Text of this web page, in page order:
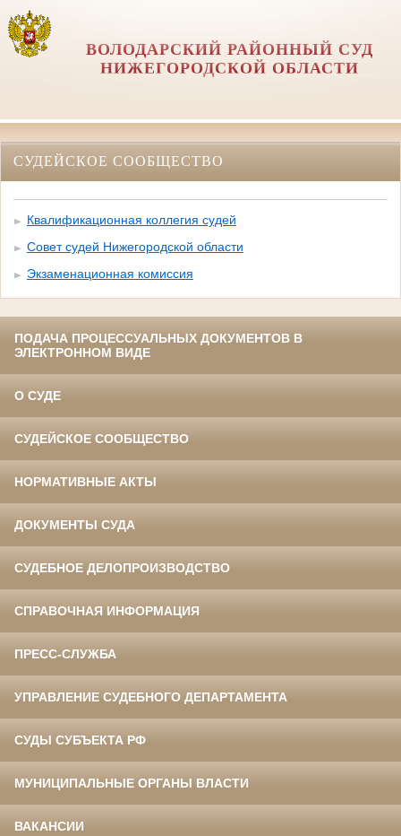
ВОЛОДАРСКИЙ РАЙОННЫЙ СУД
НИЖЕГОРОДСКОЙ ОБЛАСТИ
СУДЕЙСКОЕ СООБЩЕСТВО
Квалификационная коллегия судей
Совет судей Нижегородской области
Экзаменационная комиссия
ПОДАЧА ПРОЦЕССУАЛЬНЫХ ДОКУМЕНТОВ В
ЭЛЕКТРОННОМ ВИДЕ
О СУДЕ
СУДЕЙСКОЕ СООБЩЕСТВО
НОРМАТИВНЫЕ АКТЫ
ДОКУМЕНТЫ СУДА
СУДЕБНОЕ ДЕЛОПРОИЗВОДСТВО
СПРАВОЧНАЯ ИНФОРМАЦИЯ
ПРЕСС-СЛУЖБА
УПРАВЛЕНИЕ СУДЕБНОГО ДЕПАРТАМЕНТА
СУДЫ СУБЪЕКТА РФ
МУНИЦИПАЛЬНЫЕ ОРГАНЫ ВЛАСТИ
ВАКАНСИИ